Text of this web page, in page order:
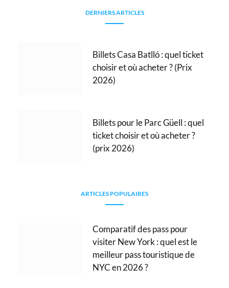
DERNIERS ARTICLES
Billets Casa Batlló : quel ticket
choisir et où acheter ? (Prix
2026)
Billets pour le Parc Güell : quel
ticket choisir et où acheter ?
(prix 2026)
ARTICLES POPULAIRES
Comparatif des pass pour
visiter New York : quel est le
meilleur pass touristique de
NYC en 2026 ?